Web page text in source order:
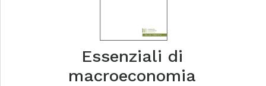
Essenziali di
macroeconomia